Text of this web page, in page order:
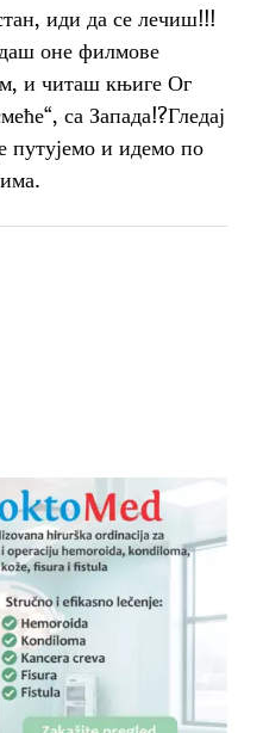
иди да се лечиш!!!
оне филмове
и читаш књиге Ог
са Запада!?Гледај
путујемо и идемо по